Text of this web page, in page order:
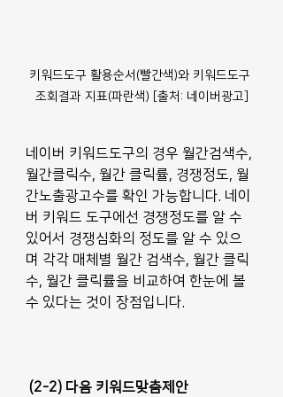
키워드도구 활용순서(빨간색)와 키워드도구
조회결과 지표(파란색) [출처: 네이버광고]
네이버 키워드도구의 경우 월간검색수,
월간클릭수, 월간 클릭률, 경쟁정도, 월
간노출광고수를 확인 가능합니다. 네이
버 키워드 도구에선 경쟁정도를 알 수
있어서 경쟁심화의 정도를 알 수 있으
며 각각 매체별 월간 검색수, 월간 클릭
수, 월간 클릭률을 비교하여 한눈에 볼
수 있다는 것이 장점입니다.
(2-2) 다음 키워드맞춤제안